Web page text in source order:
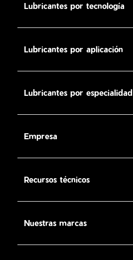
Lubricantes por tecnología
Lubricantes por aplicación
Lubricantes por especialidad
Empresa
Recursos técnicos
Nuestras marcas